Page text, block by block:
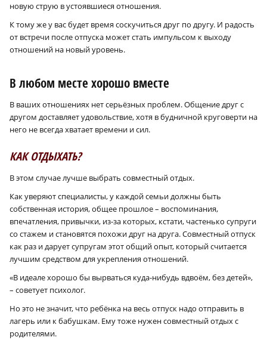
новую струю в устоявшиеся отношения.
К тому же у вас будет время соскучиться друг по другу. И радость
от встречи после отпуска может стать импульсом к выходу
отношений на новый уровень.
В любом месте хорошо вместе
В ваших отношениях нет серьёзных проблем. Общение друг с
другом доставляет удовольствие, хотя в будничной круговерти на
него не всегда хватает времени и сил.
КАК ОТДЫХАТЬ?
В этом случае лучше выбрать совместный отдых.
Как уверяют специалисты, у каждой семьи должны быть
собственная история, общее прошлое – воспоминания,
впечатления, привычки, из-за которых, кстати, частенько супруги
со стажем и становятся похожи друг на друга. Совместный отпуск
как раз и дарует супругам этот общий опыт, который считается
лучшим средством для укрепления отношений.
«В идеале хорошо бы вырваться куда-нибудь вдвоём, без детей»,
– советует психолог.
Но это не значит, что ребёнка на весь отпуск надо отправить в
лагерь или к бабушкам. Ему тоже нужен совместный отдых с
родителями.